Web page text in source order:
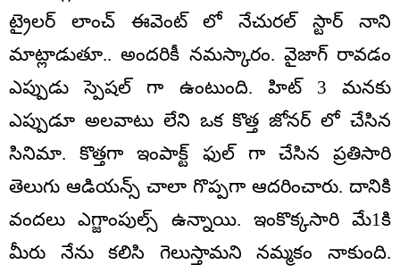
ట్రైలర్ లాంచ్ ఈవెంట్ లో నేచురల్ స్టార్ నాని
మాట్లాడుతూ.. అందరికీ నమస్కారం. వైజాగ్ రావడం
ఎప్పుడు స్పెషల్ గా ఉంటుంది. హిట్ 3 మనకు
ఎప్పుడూ అలవాటు లేని ఒక కొత్త జోనర్ లో చేసిన
సినిమా. కొత్తగా ఇంపాక్ట్ ఫుల్ గా చేసిన ప్రతిసారి
తెలుగు ఆడియన్స్ చాలా గొప్పగా ఆదరించారు. దానికి
వందలు ఎగ్జాంపుల్స్ ఉన్నాయి. ఇంకొక్కసారి మే1కి
మీరు నేను కలిసి గెలుస్తామని నమ్మకం నాకుంది.